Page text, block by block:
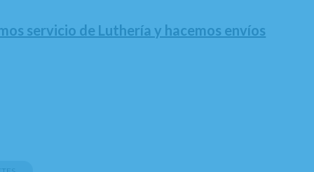
servicio de Luthería y hacemos envíos